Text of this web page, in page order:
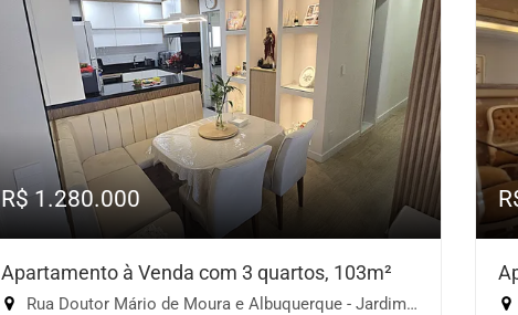
R$ 1.280.000
Apartamento à Venda com 3 quartos, 103m²
Rua Doutor Mário de Moura e Albuquerque - Jardim Monte Kemel, São Paulo-SP